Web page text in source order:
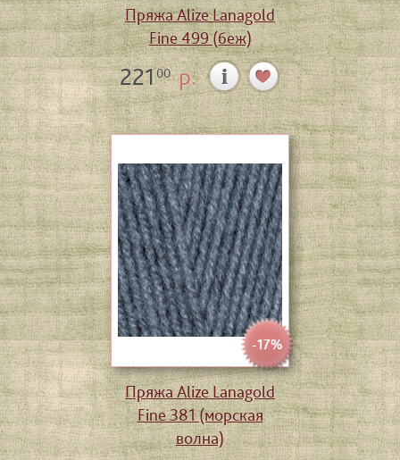
Пряжа Alize Lanagold
Fine 499 (беж)
22100р.
-17%
Пряжа Alize Lanagold
Fine 381 (морская
волна)